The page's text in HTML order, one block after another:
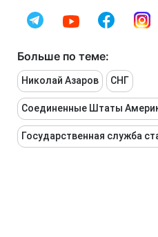
Больше по теме:
Николай Азаров СНГ
Соединенные Штаты
Государственная служба